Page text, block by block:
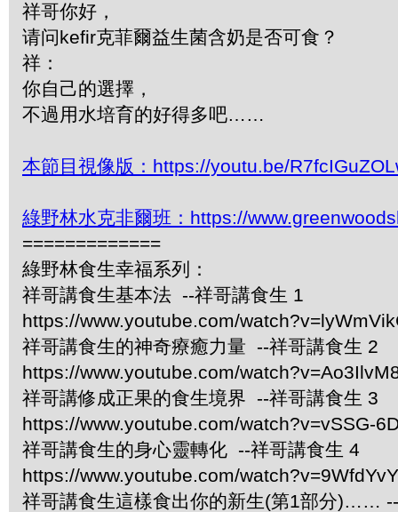
祥哥你好，
请问kefir克菲爾益生菌含奶是否可食？
祥：
你自己的選擇，
不過用水培育的好得多吧……
本節目視像版：https://youtu.be/
綠野林水克非爾班：https://
=============
綠野林食生幸福系列：
祥哥講食生基本法 --祥哥講食生 1
https://www.youtube.com/
祥哥講食生的神奇療癒力量 --祥哥講食生 2
https://www.youtube.com/
祥哥講修成正果的食生境界 --祥哥講食生 3
https://www.youtube.com/watch?v=vSSG-
祥哥講食生的身心靈轉化 --祥哥講食生 4
https://www.youtube.com/
祥哥講食生這樣食出你的新生(第1部分)……